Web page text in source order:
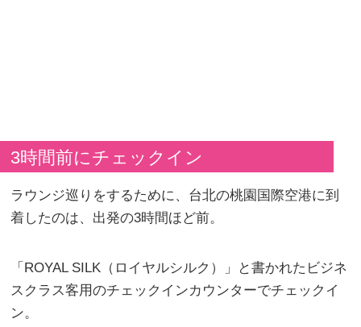
3時間前にチェックイン
ラウンジ巡りをするために、台北の桃園国際空港に到
着したのは、出発の3時間ほど前。
「ROYAL SILK（ロイヤルシルク）」と書かれたビジネ
スクラス客用のチェックインカウンターでチェックイ
ン。